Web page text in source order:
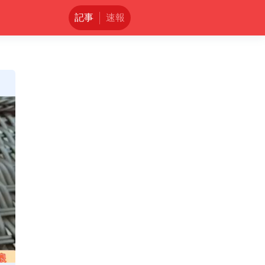
記事 速報